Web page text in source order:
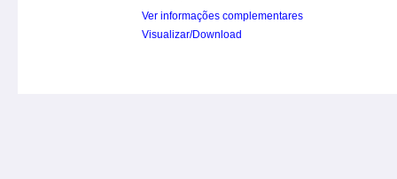
Ver informações complementares
Visualizar/Download